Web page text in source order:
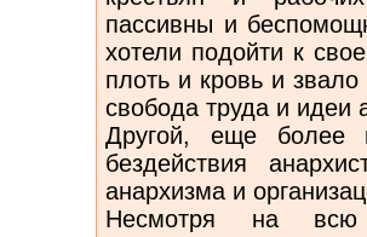
пассивны и
хотели подойти к
плоть и кровь и
свобода труда и идеи
Другой, еще более
бездействия
анархизма и
Несмотря на всю